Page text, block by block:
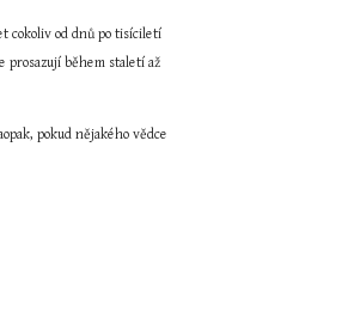
cokoliv od dnů po tisíciletí
prosazují během staletí až
pokud nějakého vědce